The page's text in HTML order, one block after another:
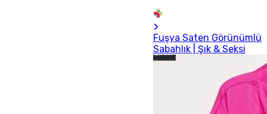
Fuşya Saten Görünümlü
Sabahlık | Şık & Seksi